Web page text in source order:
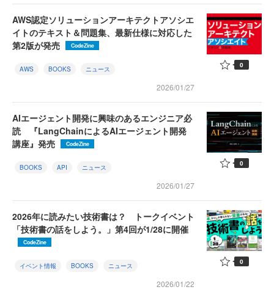
AWS認定ソリューションアーキテクトアソシエ
イトのテキスト＆問題集、最新仕様に対応した
第2版が発売
CodeZine
AWS BOOKS ニュース
2026/01/27
0
AIエージェント開発に興味のあるエンジニア必
読 『LangChainによるAIエージェント開発
講座』発売
CodeZine
BOOKS API ニュース
2026/01/27
0
2026年に読みたい技術書は？ トークイベント
「技術書の話をしよう。」第4回が1/28に開催
CodeZine
イベント情報 BOOKS ニュース
2026/01/22
0